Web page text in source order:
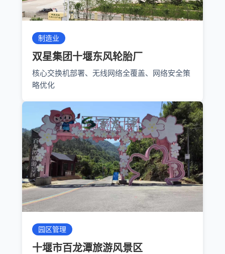
制造业
双星集团十堰东风轮胎厂
核心交换机部署、无线网络全覆盖、网络安全策
略优化
园区管理
十堰市百龙潭旅游风景区